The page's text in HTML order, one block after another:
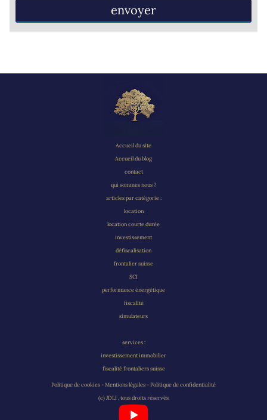
envoyer
Accueil du site
Accueil du blog
contact
qui sommes nous ?
articles par catégorie :
location
location courte durée
investissement
défiscalisation
frontalier suisse
SCI
performance énergétique
fiscalité
simulateurs
services :
investissement immobilier
fiscalité frontaliers suisse
Politique de cookies - Mentions légales - Politique de confidentialité
(c) JDLI . tous droits réservés